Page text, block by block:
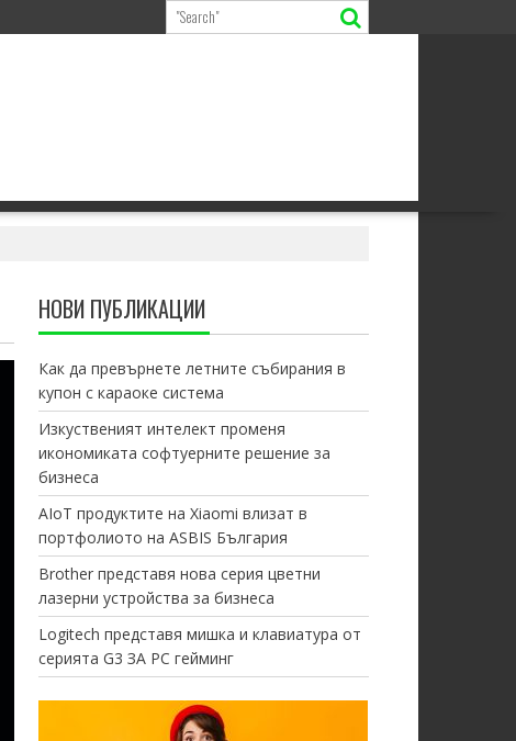
НОВИ ПУБЛИКАЦИИ
Как да превърнете летните събирания в
купон с караоке система
Изкуственият интелект променя
икономиката софтуерните решение за
бизнеса
AIoT продуктите на Xiaomi влизат в
портфолиото на ASBIS България
Brother представя нова серия цветни
лазерни устройства за бизнеса
Logitech представя мишка и клавиатура от
серията G3 ЗА PC гейминг